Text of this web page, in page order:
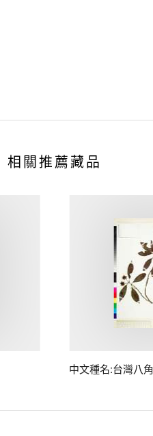
相關推薦藏品
中文種名:台灣八角